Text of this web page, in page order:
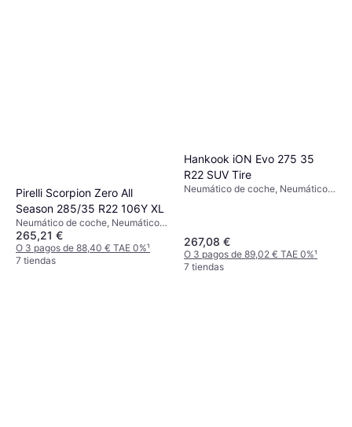
Pirelli Scorpion Zero All
Season 285/35 R22 106Y XL
Neumático de coche, Neumáticos
para todas las estaciones, No,
Vehículo Utilitario Deportivo, Perfil
35 %, Índice de Velocidad Y (300
265,21 €
O 3 pagos de 88,40 € TAE 0%¹
7 tiendas
Hankook iON Evo 275 35
R22 SUV Tire
Neumático de coche, Neumáticos
Coche de Pasajeros, 4x4,
Tecnología de sellado,
Antipinchazos, Perfil 35 %, Índice
267,08 €
O 3 pagos de 89,02 € TAE 0%¹
7 tiendas